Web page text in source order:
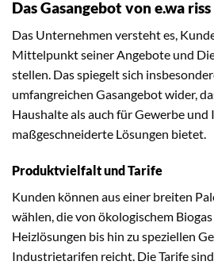
Das Gasangebot von e.wa
Das Unternehmen versteht es,
Mittelpunkt seiner Angebote und
stellen. Das spiegelt sich
umfangreichen Gasangebot wider,
Haushalte als auch für Gewerbe
maßgeschneiderte Lösungen bietet.
Produktvielfalt und Tarife
Kunden können aus einer breiten
wählen, die von ökologischem
Heizlösungen bis hin zu speziellen
Industrietarifen reicht. Die Tarife